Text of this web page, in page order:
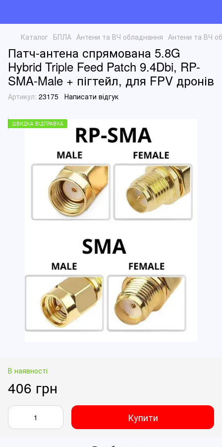
Каталог БПЛА Антени та ВЧ обладнання Антени та ВЧ
Патч-антена спрямована 5.8G
Hybrid Triple Feed Patch 9.4Dbi, RP-
SMA-Male + пігтейл, для FPV дронів
Артикул: 23175 Написати відгук
ШВИДКА ВІДПРАВКА
В наявності
406 грн
Купити